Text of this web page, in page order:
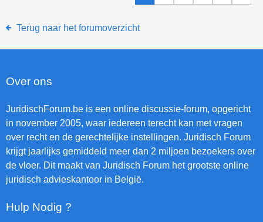
Terug naar het forumoverzicht
Over ons
JuridischForum.be is een online discussie-forum, opgericht
in november 2005, waar iedereen terecht kan met vragen
over recht en de gerechtelijke instellingen. Juridisch Forum
krijgt jaarlijks gemiddeld meer dan 2 miljoen bezoekers over
de vloer. Dit maakt van Juridisch Forum het grootste online
juridisch advieskantoor in België.
Hulp Nodig ?